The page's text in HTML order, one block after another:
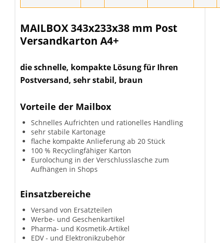
MAILBOX 343x233x38 mm Post
Versandkarton A4+
die schnelle, kompakte Lösung für Ihren
Postversand, sehr stabil, braun
Vorteile der Mailbox
Schnelles Aufrichten und rationelles Handling
sehr stabile Kartonage
flache kompakte Anlieferung ab 20 Stück
100 % Recyclingfähiger Karton
Eurolochung in der Verschlusslasche zum
Aufhängen in Shops
Einsatzbereiche
Versand von Ersatzteilen
Werbe- und Geschenkartikel
Pharma- und Kosmetik-Artikel
EDV - und Elektronikzubehör